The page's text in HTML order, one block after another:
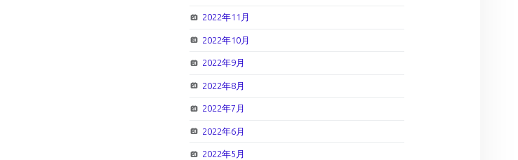
2022年11月
2022年10月
2022年9月
2022年8月
2022年7月
2022年6月
2022年5月